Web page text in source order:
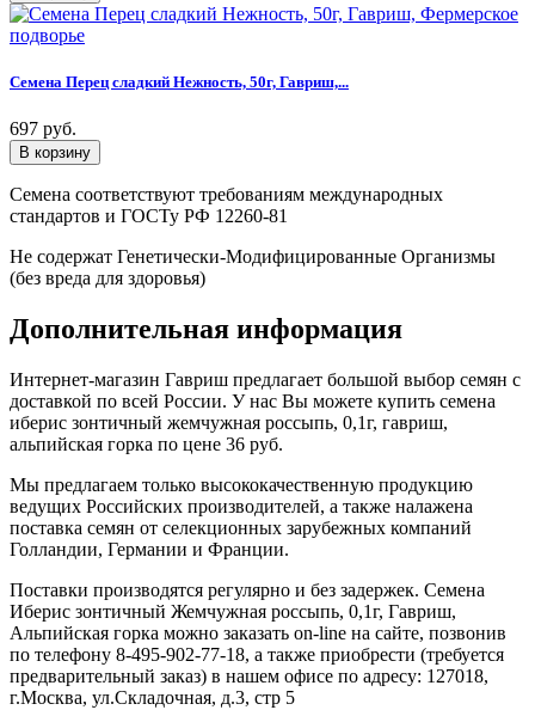
Семена Перец сладкий Нежность, 50г, Гавриш,...
697 руб.
Семена соответствуют требованиям международных
стандартов и ГОСТу РФ 12260-81
Не содержат Генетически-Модифицированные Организмы
(без вреда для здоровья)
Дополнительная информация
Интернет-магазин Гавриш предлагает большой выбор семян с
доставкой по всей России. У нас Вы можете купить семена
иберис зонтичный жемчужная россыпь, 0,1г, гавриш,
альпийская горка по цене 36 руб.
Мы предлагаем только высококачественную продукцию
ведущих Российских производителей, а также налажена
поставка семян от селекционных зарубежных компаний
Голландии, Германии и Франции.
Поставки производятся регулярно и без задержек. Семена
Иберис зонтичный Жемчужная россыпь, 0,1г, Гавриш,
Альпийская горка можно заказать on-line на сайте, позвонив
по телефону 8-495-902-77-18, а также приобрести (требуется
предварительный заказ) в нашем офисе по адресу: 127018,
г.Москва, ул.Складочная, д.3, стр 5